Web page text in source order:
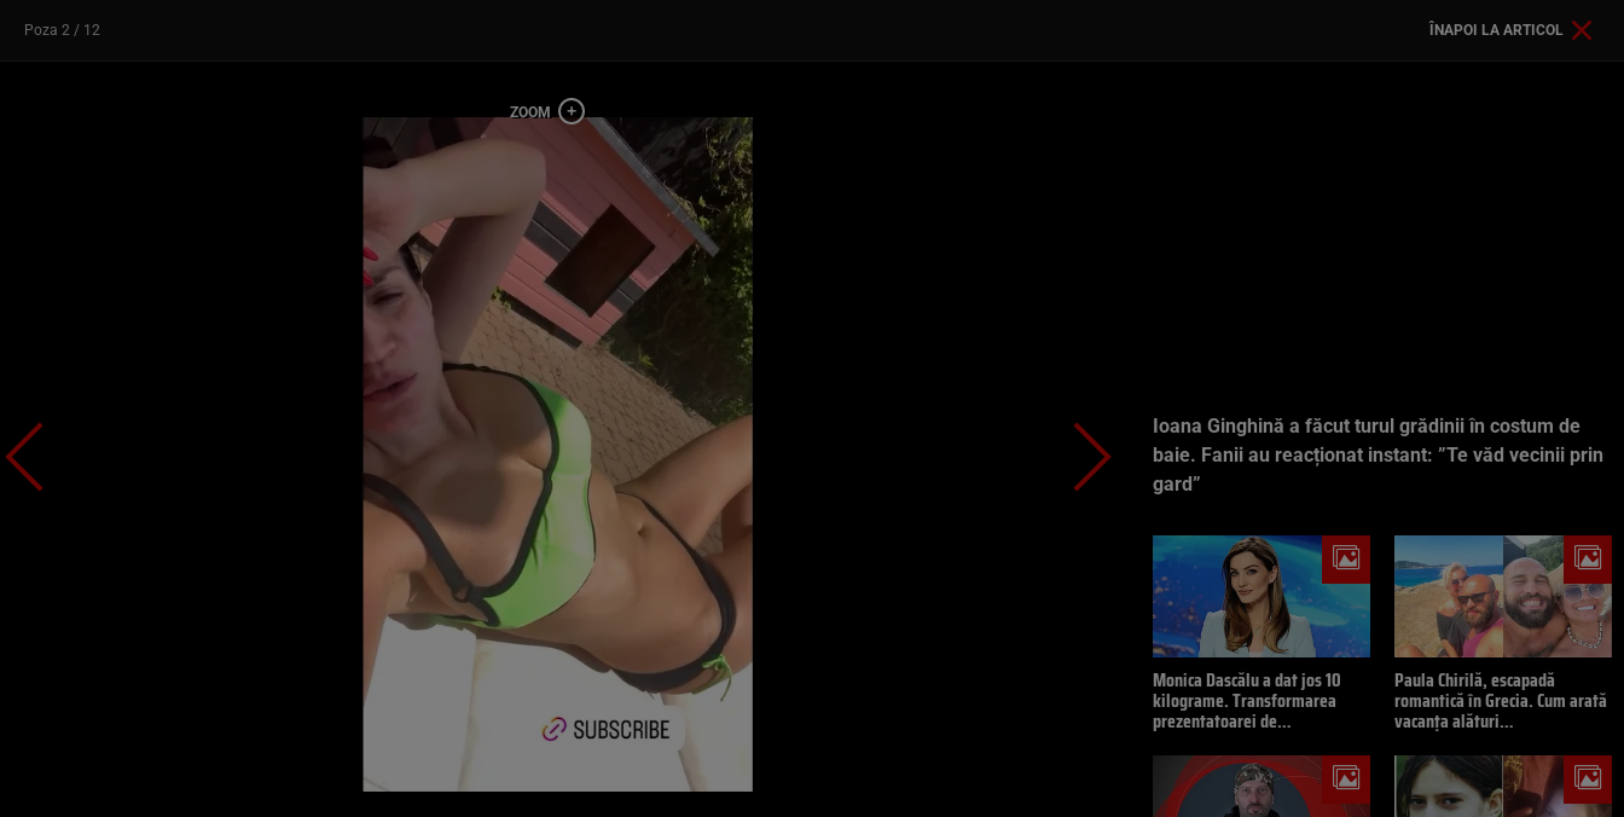
Poza 2 / 12 ÎNAPOI LA ARTICOL
Ioana Ginghină a făcut turul grădinii în costum de
baie. Fanii au reacționat instant: ”Te văd vecinii prin
gard”
Monica Dascălu a dat jos 10
kilograme. Transformarea
prezentatoarei de…
Paula Chirilă, escapadă
romantică în Grecia. Cum arată
vacanța alături…